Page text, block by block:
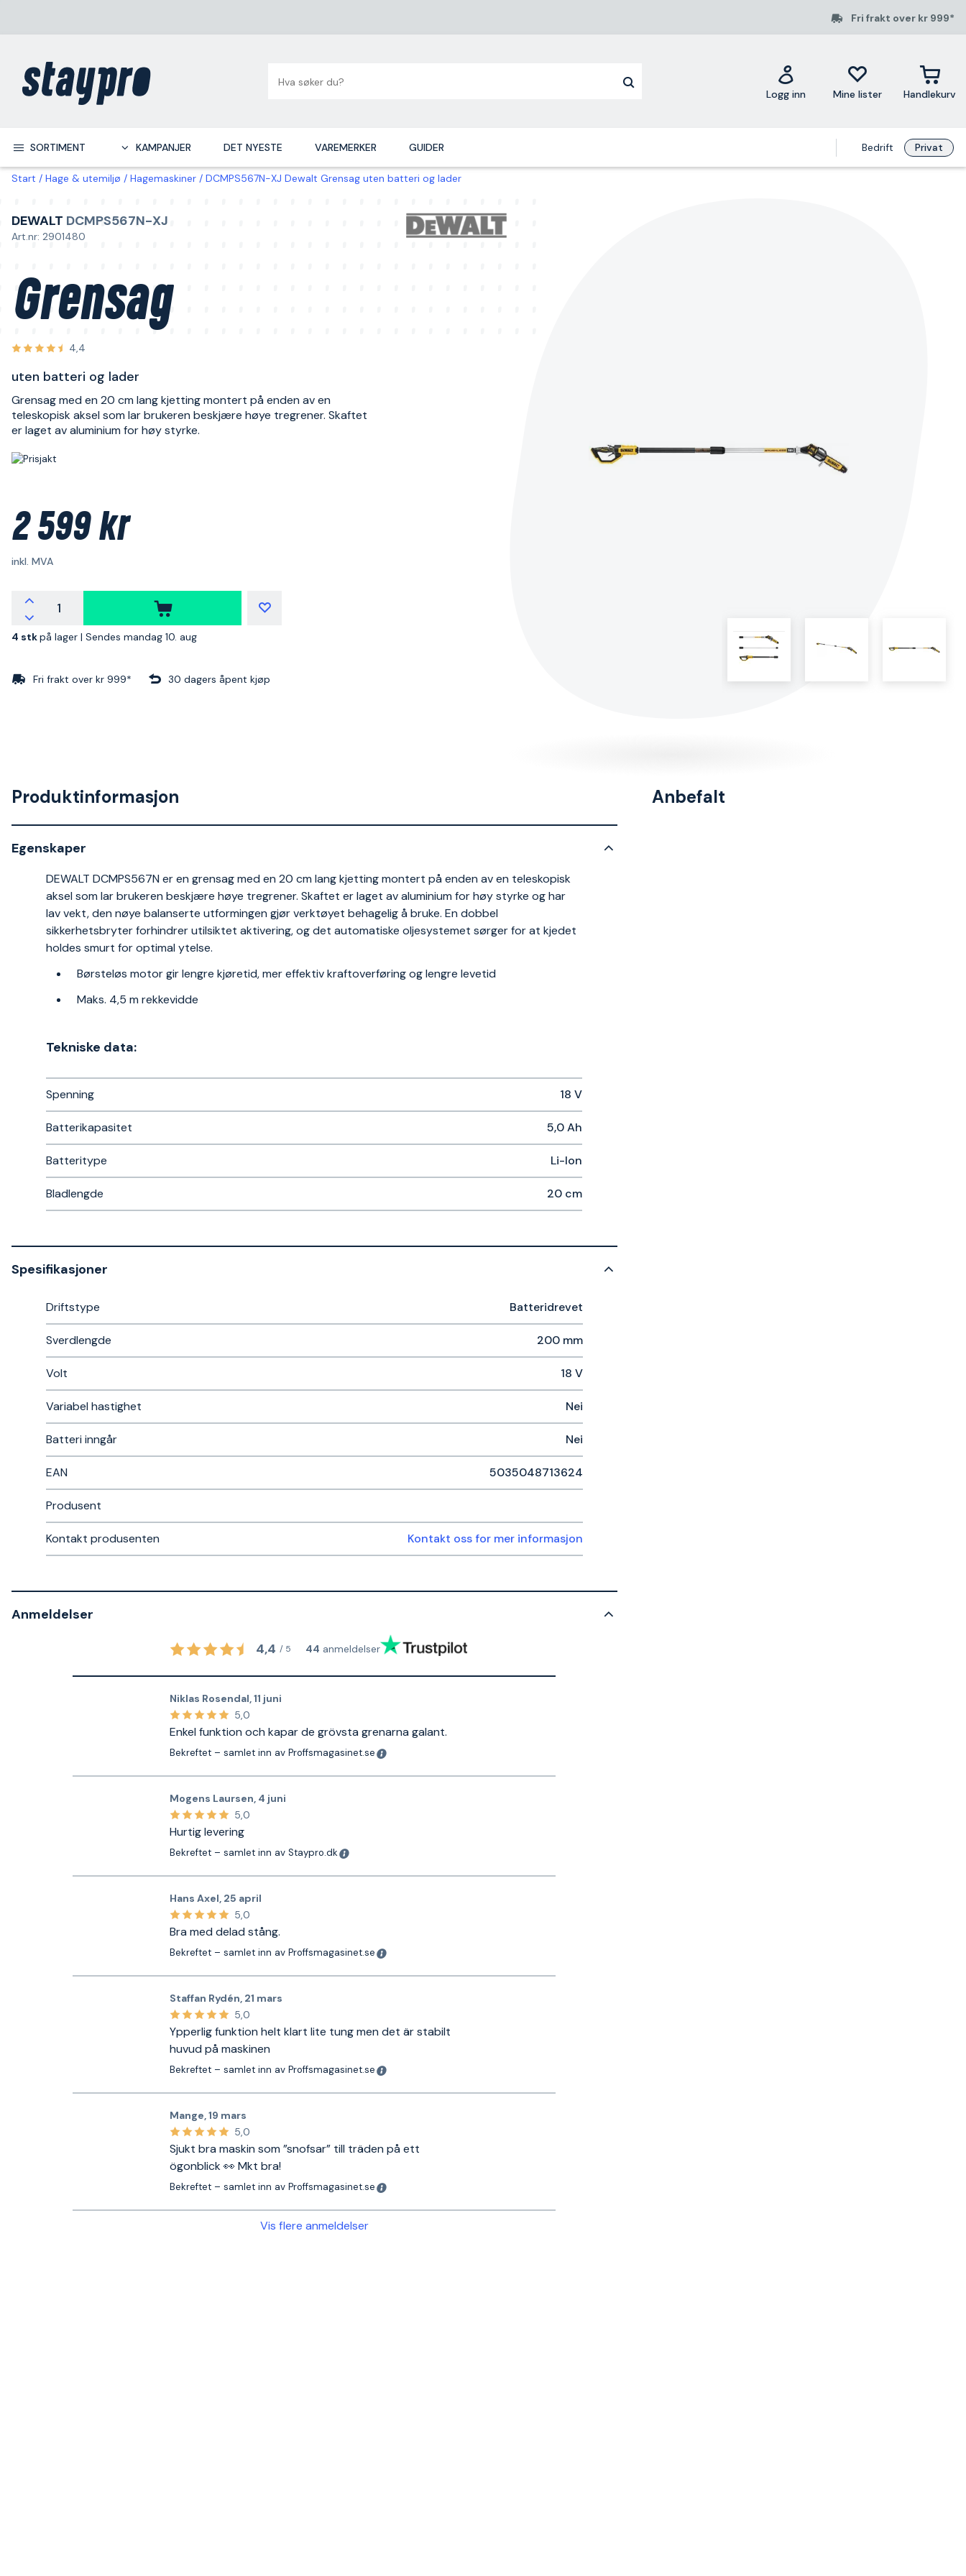
Fri frakt over kr 999*
Logg inn Mine lister Handlekurv
SORTIMENT KAMPANJER DET NYESTE VAREMERKER GUIDER Bedrift Privat
Start Hage & utemiljø Hagemaskiner DCMPS567N-XJ Dewalt Grensag uten batteri og lader
DEWALT DCMPS567N-XJ
Art.nr: 2901480
Grensag
4,4
uten batteri og lader
Grensag med en 20 cm lang kjetting montert på enden av en
teleskopisk aksel som lar brukeren beskjære høye tregrener. Skaftet
er laget av aluminium for høy styrke.
2 599 kr
inkl. MVA
4 stkpå lager | Sendes mandag 10. aug
Fri frakt over kr 999* 30 dagers åpent kjøp
Produktinformasjon
Egenskaper
DEWALT DCMPS567N er en grensag med en 20 cm lang kjetting montert på enden av en teleskopisk
aksel som lar brukeren beskjære høye tregrener. Skaftet er laget av aluminium for høy styrke og har
lav vekt, den nøye balanserte utformingen gjør verktøyet behagelig å bruke. En dobbel
sikkerhetsbryter forhindrer utilsiktet aktivering, og det automatiske oljesystemet sørger for at kjedet
holdes smurt for optimal ytelse.
Børsteløs motor gir lengre kjøretid, mer effektiv kraftoverføring og lengre levetid
Maks. 4,5 m rekkevidde
Tekniske data:
Spenning 18 V
Batterikapasitet 5,0 Ah
Batteritype Li-Ion
Bladlengde 20 cm
Spesifikasjoner
Driftstype Batteridrevet
Sverdlengde 200 mm
Volt 18 V
Variabel hastighet Nei
Batteri inngår Nei
EAN 5035048713624
Produsent
Kontakt produsenten Kontakt oss for mer informasjon
Anmeldelser
4,4 / 5 44 anmeldelser
Niklas Rosendal,11 juni
5,0
Enkel funktion och kapar de grövsta grenarna galant.
Bekreftet – samlet inn av Proffsmagasinet.se
Mogens Laursen, 4 juni
5,0
Hurtig levering
Bekreftet – samlet inn av Staypro.dk
Hans Axel, 25 april
5,0
Bra med delad stång.
Bekreftet – samlet inn av Proffsmagasinet.se
Staffan Rydén, 21 mars
5,0
Ypperlig funktion helt klart lite tung men det är stabilt
huvud på maskinen
Bekreftet – samlet inn av Proffsmagasinet.se
Mange,19 mars
5,0
Sjukt bra maskin som ”snofsar” till träden på ett
ögonblick 👀 Mkt bra!
Bekreftet – samlet inn av Proffsmagasinet.se
Vis flere anmeldelser
Anbefalt